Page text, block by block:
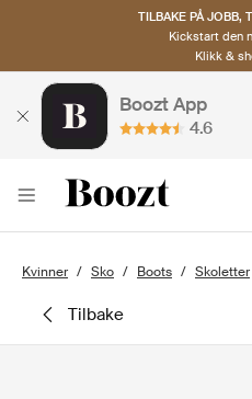
TILBAKE PÅ JOBB,
Kickstart den
Klikk &
Boozt App
4.6
Kvinner Sko Boots Skoletter
tilbake